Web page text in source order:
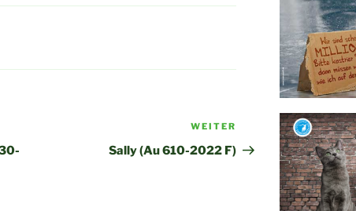
Nächster
Beitrag
WEITER
Sally (Au 610-2022 F)